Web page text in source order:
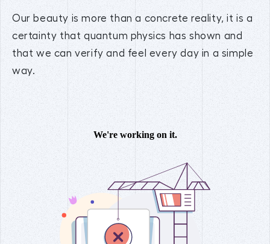
Our beauty is more than a concrete reality, it is a
certainty that quantum physics has shown and
that we can verify and feel every day in a simple
way.